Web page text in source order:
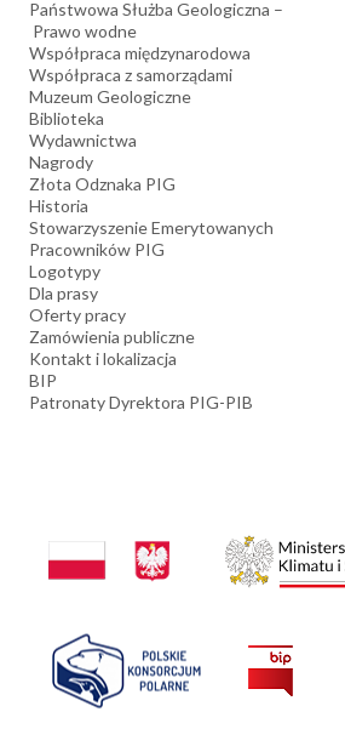
Państwowa Służba Geologiczna –
Prawo wodne
Współpraca międzynarodowa
Współpraca z samorządami
Muzeum Geologiczne
Biblioteka
Wydawnictwa
Nagrody
Złota Odznaka PIG
Historia
Stowarzyszenie Emerytowanych
Pracowników PIG
Logotypy
Dla prasy
Oferty pracy
Zamówienia publiczne
Kontakt i lokalizacja
BIP
Patronaty Dyrektora PIG-PIB